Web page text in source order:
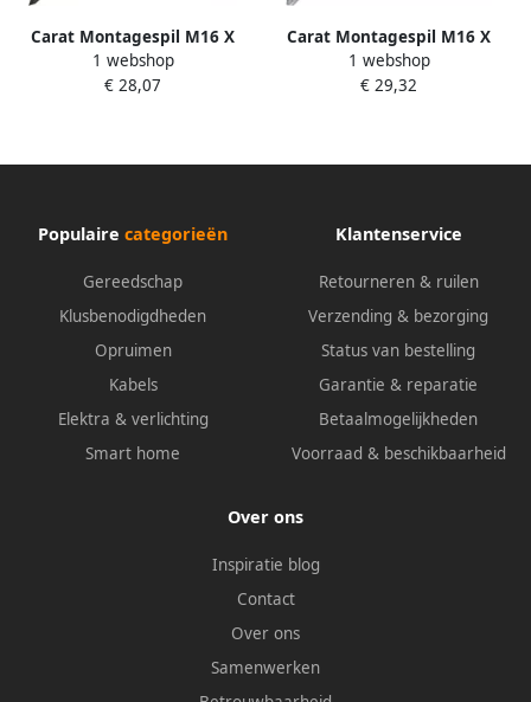
Carat Montagespil M16 X
Zeskant Voor Droogboren
L.150 Mm HDC2010000
1 webshop
€ 28,07
Carat Montagespil M16 X
Zeskant Incl Centreerb. Met
Snelwisselsysteem
1 webshop
€ 29,32
Populaire categorieën
Gereedschap
Klusbenodigdheden
Opruimen
Kabels
Elektra & verlichting
Smart home
Klantenservice
Retourneren & ruilen
Verzending & bezorging
Status van bestelling
Garantie & reparatie
Betaalmogelijkheden
Voorraad & beschikbaarheid
Over ons
Inspiratie blog
Contact
Over ons
Samenwerken